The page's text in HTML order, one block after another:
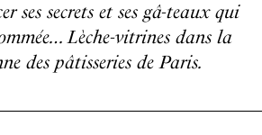
ses secrets et ses gâ-teaux qui
Lèche-vitrines dans la
des pâtisseries de Paris.